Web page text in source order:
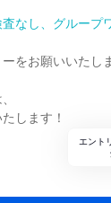
なし、グループ
をお願いいたし
します！
エント